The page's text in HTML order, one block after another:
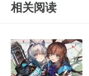
相关阅读